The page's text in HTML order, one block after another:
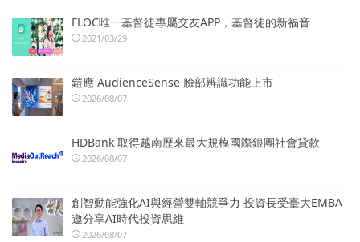
FLOC唯一基督徒專屬交友APP，基督徒的新福音
2021/03/29
鎧應 AudienceSense 臉部辨識功能上市
2026/08/07
HDBank 取得越南歷來最大規模國際銀團社會貸款
2026/08/07
創智動能強化AI與經營雙軸競爭力 投資長受臺大EMBA
邀分享AI時代投資思維
2026/08/07